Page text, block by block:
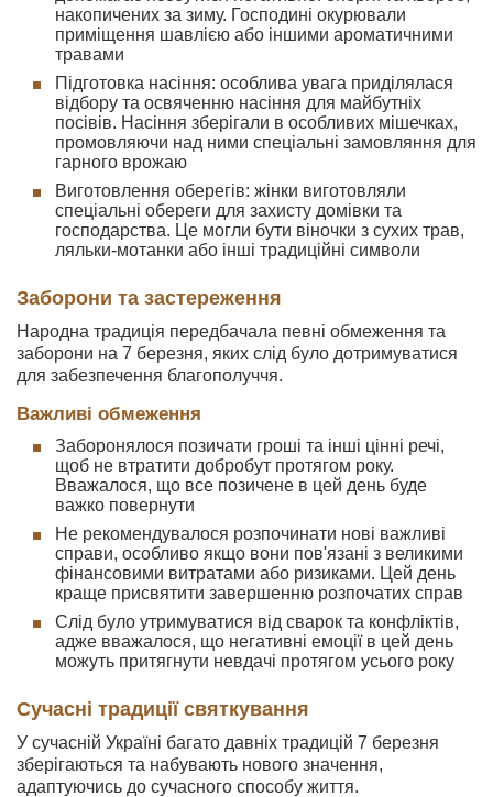
накопичених за зиму. Господині окурювали
приміщення шавлією або іншими ароматичними
травами
Підготовка насіння: особлива увага приділялася
відбору та освяченню насіння для майбутніх
посівів. Насіння зберігали в особливих мішечках,
промовляючи над ними спеціальні замовляння для
гарного врожаю
Виготовлення оберегів: жінки виготовляли
спеціальні обереги для захисту домівки та
господарства. Це могли бути віночки з сухих трав,
ляльки-мотанки або інші традиційні символи
Заборони та застереження
Народна традиція передбачала певні обмеження та
заборони на 7 березня, яких слід було дотримуватися
для забезпечення благополуччя.
Важливі обмеження
Заборонялося позичати гроші та інші цінні речі,
щоб не втратити добробут протягом року.
Вважалося, що все позичене в цей день буде
важко повернути
Не рекомендувалося розпочинати нові важливі
справи, особливо якщо вони пов'язані з великими
фінансовими витратами або ризиками. Цей день
краще присвятити завершенню розпочатих справ
Слід було утримуватися від сварок та конфліктів,
адже вважалося, що негативні емоції в цей день
можуть притягнути невдачі протягом усього року
Сучасні традиції святкування
У сучасній Україні багато давніх традицій 7 березня
зберігаються та набувають нового значення,
адаптуючись до сучасного способу життя.